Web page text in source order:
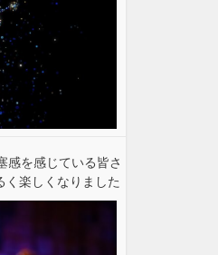
感を感じている皆さ
く楽しくなりました